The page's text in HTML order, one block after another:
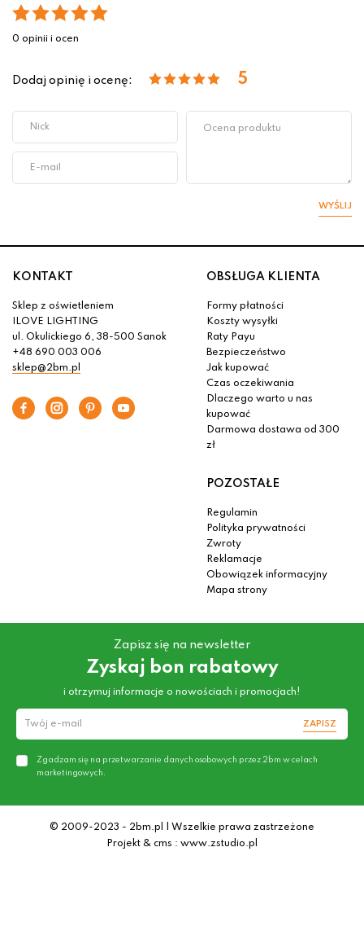
0 opinii i ocen
Dodaj opinię i ocenę: 5
WYŚLIJ
KONTAKT
Sklep z oświetleniem
ILOVE LIGHTING
ul. Okulickiego 6, 38-500 Sanok
+48 690 003 006
sklep@2bm.pl
OBSŁUGA KLIENTA
Formy płatności
Koszty wysyłki
Raty Payu
Bezpieczeństwo
Jak kupować
Czas oczekiwania
Dlaczego warto u nas
kupować
Darmowa dostawa od 300
zł
POZOSTAŁE
Regulamin
Polityka prywatności
Zwroty
Reklamacje
Obowiązek informacyjny
Mapa strony
Zapisz się na newsletter
Zyskaj bon rabatowy
i otrzymuj informacje o nowościach i promocjach!
ZAPISZ
Zgadzam się na przetwarzanie danych osobowych przez 2bm w celach
marketingowych.
© 2009-2023 - 2bm.pl | Wszelkie prawa zastrzeżone
Projekt & cms : www.zstudio.pl